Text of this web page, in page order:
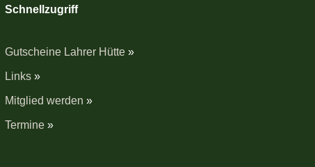
Schnellzugriff
Gutscheine Lahrer Hütte »
Links »
Mitglied werden »
Termine »